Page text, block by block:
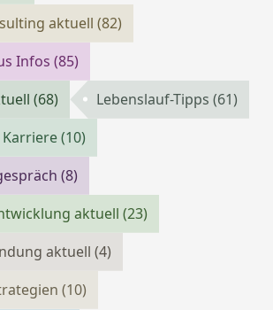
aktuell(82)
Infos(85)
(68) Lebenslauf-Tipps(61)
Karriere(10)
(8)
aktuell(23)
aktuell(4)
(10)